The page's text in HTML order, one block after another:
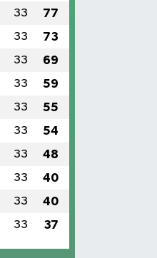
33 77
33 73
33 69
33 59
33 55
33 54
33 48
33 40
33 40
33 37